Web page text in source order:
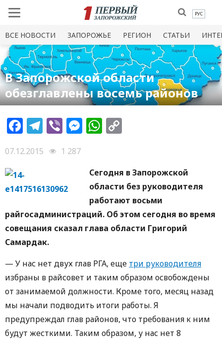
РУС
ВСЕ НОВОСТИ ЗАПОРОЖЬЕ РЕГИОН СТАТЬИ
В Запорожской области
обезглавлены восемь районов
Facebook
Telegram
ViberMessenger
WhatsApp
07.12.2015
1 287
Сегодня в Запорожской
области без руководителя
работают восьми
райгосадминистраций. Об этом сегодня во время
совещания сказал глава области Григорий
Самардак.
— У нас нет двух глав РГА, еще три руководителя
избраны в райсовет и таким образом освобождены
от занимаемой должности. Кроме того, месяц назад
мы начали подводить итоги работы. Я
предупреждал глав районов, что требования к ним
будут жесткими. Таким образом, у нас нет 8